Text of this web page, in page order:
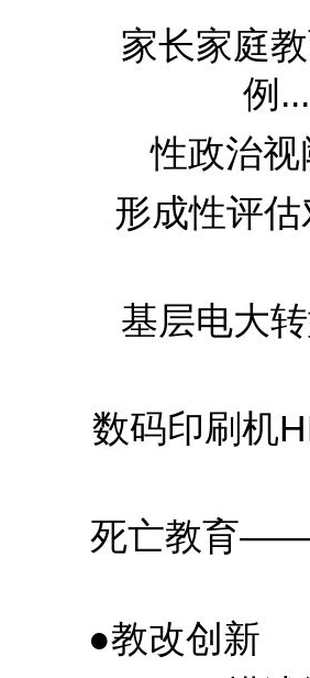
家长家庭
例
性政治视
形成性评
基层电大
数码印刷机
死亡教育
●教改创新